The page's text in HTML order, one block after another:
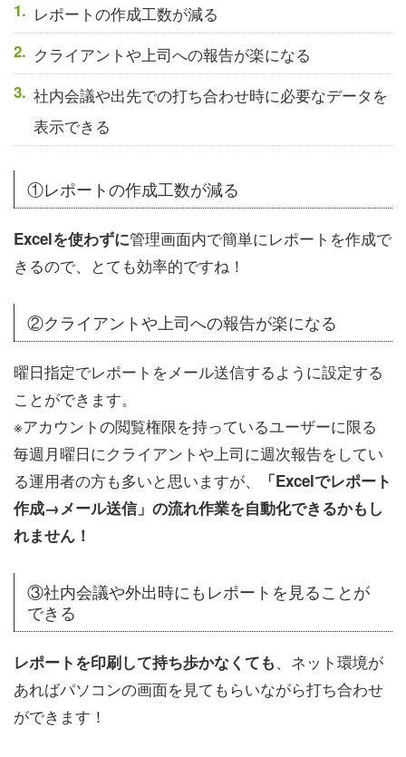
レポートの作成工数が減る
クライアントや上司への報告が楽になる
社内会議や出先での打ち合わせ時に必要なデータを
表示できる
①レポートの作成工数が減る
Excelを使わずに管理画面内で簡単にレポートを作成で
きるので、とても効率的ですね！
②クライアントや上司への報告が楽になる
曜日指定でレポートをメール送信するように設定する
ことができます。
※アカウントの閲覧権限を持っているユーザーに限る
毎週月曜日にクライアントや上司に週次報告をしてい
る運用者の方も多いと思いますが、
「Excelでレポート
作成→メール送信」の流れ作業を自動化できるかもし
れません！
③社内会議や外出時にもレポートを見ることが
できる
レポートを印刷して持ち歩かなくても、ネット環境が
あればパソコンの画面を見てもらいながら打ち合わせ
ができます！